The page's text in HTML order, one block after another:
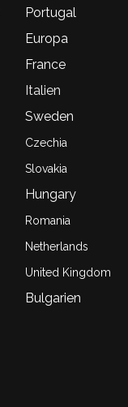
Portugal
Europa
France
Italien
Sweden
Czechia
Slovakia
Hungary
Romania
Netherlands
United Kingdom
Bulgarien